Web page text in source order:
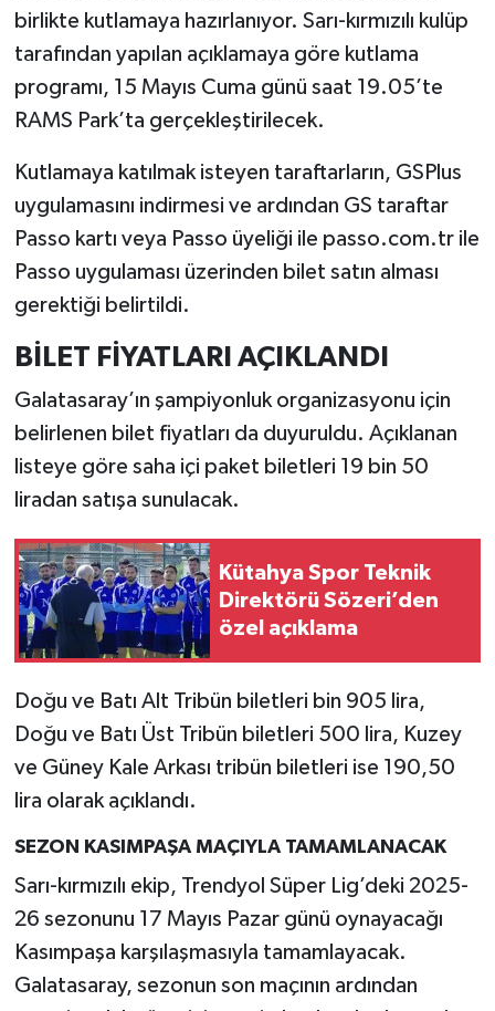
birlikte kutlamaya hazırlanıyor. Sarı-kırmızılı kulüp
tarafından yapılan açıklamaya göre kutlama
programı, 15 Mayıs Cuma günü saat 19.05’te
RAMS Park’ta gerçekleştirilecek.
Kutlamaya katılmak isteyen taraftarların, GSPlus
uygulamasını indirmesi ve ardından GS taraftar
Passo kartı veya Passo üyeliği ile passo.com.tr ile
Passo uygulaması üzerinden bilet satın alması
gerektiği belirtildi.
BİLET FİYATLARI AÇIKLANDI
Galatasaray’ın şampiyonluk organizasyonu için
belirlenen bilet fiyatları da duyuruldu. Açıklanan
listeye göre saha içi paket biletleri 19 bin 50
liradan satışa sunulacak.
Kütahya Spor Teknik
Direktörü Sözeri’den
özel açıklama
Doğu ve Batı Alt Tribün biletleri bin 905 lira,
Doğu ve Batı Üst Tribün biletleri 500 lira, Kuzey
ve Güney Kale Arkası tribün biletleri ise 190,50
lira olarak açıklandı.
SEZON KASIMPAŞA MAÇIYLA TAMAMLANACAK
Sarı-kırmızılı ekip, Trendyol Süper Lig’deki 2025-
26 sezonunu 17 Mayıs Pazar günü oynayacağı
Kasımpaşa karşılaşmasıyla tamamlayacak.
Galatasaray, sezonun son maçının ardından
Hisarcık
İlçeler
Köşe Yazıları
Kültür Sanat
Kütahya
Magazin
Otomobil
Pazarlar
Politika
Rüya Tabirleri
Sağlık
Şaphane
Siyaset
Tavşanlı
Teknoloji